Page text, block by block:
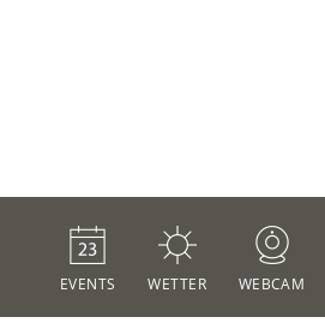
EVENTS WETTER WEBCAM